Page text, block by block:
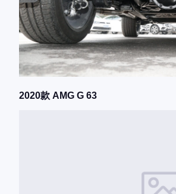
2020款 AMG G 63